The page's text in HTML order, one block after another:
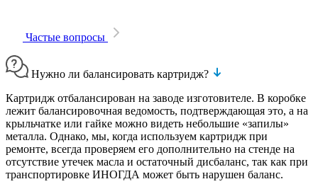
Частые вопросы
Нужно ли балансировать картридж?
Картридж отбалансирован на заводе изготовителе. В коробке
лежит балансировочная ведомость, подтверждающая это, а на
крыльчатке или гайке можно видеть небольшие «запилы»
металла. Однако, мы, когда используем картридж при
ремонте, всегда проверяем его дополнительно на стенде на
отсутствие утечек масла и остаточный дисбаланс, так как при
транспортировке ИНОГДА может быть нарушен баланс.